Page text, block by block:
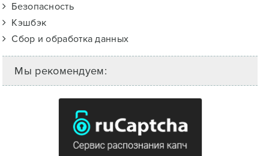
Безопасность
Кэшбэк
Сбор и обработка данных
Мы рекомендуем: